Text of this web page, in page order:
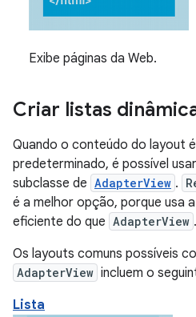
Exibe páginas da Web.
Criar listas
Quando o conteúdo do layout
predeterminado, é possível usar
subclasse de AdapterView .
é a melhor opção, porque usa
eficiente do que AdapterView .
Os layouts comuns possíveis
AdapterView incluem o
Lista